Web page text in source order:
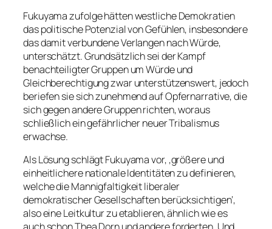
Fukuyama zufolge hätten westliche Demokratien
das politische Potenzial von Gefühlen, insbesondere
das damit verbundene Verlangen nach Würde,
unterschätzt. Grundsätzlich sei der Kampf
benachteiligter Gruppen um Würde und
Gleichberechtigung zwar unterstützenswert, jedoch
beriefen sie sich zunehmend auf Opfernarrative, die
sich gegen andere Gruppen richten, woraus
schließlich ein gefährlicher neuer Tribalismus
erwachse.
Als Lösung schlägt Fukuyama vor, ‚größere und
einheitlichere nationale Identitäten zu definieren,
welche die Mannigfaltigkeit liberaler
demokratischer Gesellschaften berücksichtigen‘,
also eine Leitkultur zu etablieren, ähnlich wie es